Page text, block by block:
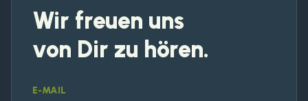
Wir freuen uns
von Dir zu hören.
E-MAIL